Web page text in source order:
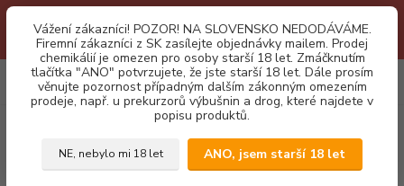
je neustálé porušování obchodních podmínek. Firemní zájemci o naše
produkty z SK zasílejte objednávky mailovou cestou. Děkujeme!
Vážení zákazníci! POZOR! NA SLOVENSKO NEDODÁVÁME.
Firemní zákazníci z SK zasílejte objednávky mailem. Prodej
chemikálií je omezen pro osoby starší 18 let. Zmáčknutím
tlačítka "ANO" potvrzujete, že jste starší 18 let. Dále prosím
věnujte pozornost případným dalším zákonným omezením
prodeje, např. u prekurzorů výbušnin a drog, které najdete v
popisu produktů.
NE, nebylo mi 18 let ANO, jsem starší 18 let
Menu
CZK 0
za0,00 Kč